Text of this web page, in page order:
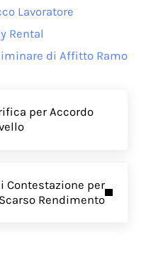
Lavoratore
Rental
di Affitto Ramo
per Accordo
Contestazione per
Scarso Rendimento